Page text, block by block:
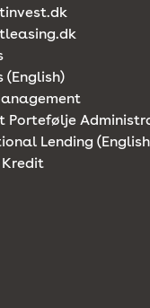
(English)
Portefølje
Lending
Kredit